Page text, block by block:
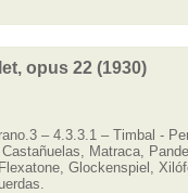
opus 22 (1930)
– 4.3.3.1 – Timbal -
Matraca,
Glockenspiel,